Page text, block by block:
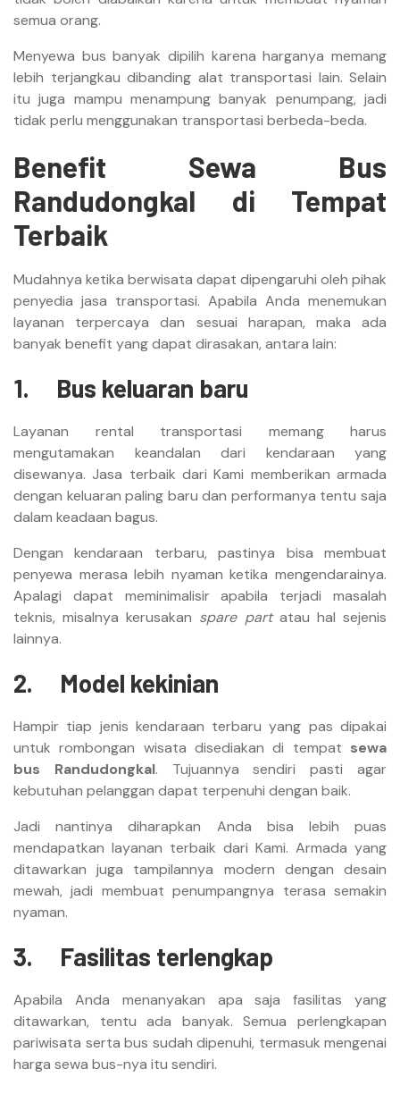
semua orang.
Menyewa bus banyak dipilih karena harganya memang
lebih terjangkau dibanding alat transportasi lain. Selain
itu juga mampu menampung banyak penumpang, jadi
tidak perlu menggunakan transportasi berbeda-beda.
Benefit Sewa Bus
Randudongkal di Tempat
Terbaik
Mudahnya ketika berwisata dapat dipengaruhi oleh pihak
penyedia jasa transportasi. Apabila Anda menemukan
layanan terpercaya dan sesuai harapan, maka ada
banyak benefit yang dapat dirasakan, antara lain:
1. Bus keluaran baru
Layanan rental transportasi memang harus
mengutamakan keandalan dari kendaraan yang
disewanya. Jasa terbaik dari Kami memberikan armada
dengan keluaran paling baru dan performanya tentu saja
dalam keadaan bagus.
Dengan kendaraan terbaru, pastinya bisa membuat
penyewa merasa lebih nyaman ketika mengendarainya.
Apalagi dapat meminimalisir apabila terjadi masalah
teknis, misalnya kerusakan spare partatau hal sejenis
lainnya.
2. Model kekinian
Hampir tiap jenis kendaraan terbaru yang pas dipakai
untuk rombongan wisata disediakan di tempat sewa
bus Randudongkal. Tujuannya sendiri pasti agar
kebutuhan pelanggan dapat terpenuhi dengan baik.
Jadi nantinya diharapkan Anda bisa lebih puas
mendapatkan layanan terbaik dari Kami. Armada yang
ditawarkan juga tampilannya modern dengan desain
mewah, jadi membuat penumpangnya terasa semakin
nyaman.
3. Fasilitas terlengkap
Apabila Anda menanyakan apa saja fasilitas yang
ditawarkan, tentu ada banyak. Semua perlengkapan
pariwisata serta bus sudah dipenuhi, termasuk mengenai
harga sewa bus-nya itu sendiri.